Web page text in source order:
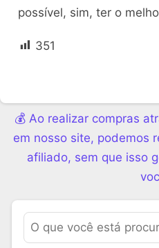
possível, sim, ter o
351
💰 Ao realizar compras
em nosso site, podemos
afiliado, sem que isso